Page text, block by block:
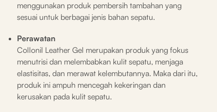
menggunakan produk pembersih tambahan yang
sesuai untuk berbagai jenis bahan sepatu.
Perawatan
Collonil Leather Gel merupakan produk yang fokus
menutrisi dan melembabkan kulit sepatu, menjaga
elastisitas, dan merawat kelembutannya. Maka dari itu,
produk ini ampuh mencegah kekeringan dan
kerusakan pada kulit sepatu.